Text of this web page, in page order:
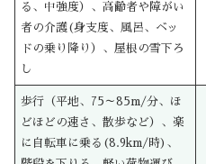
る、中強度）、高齢者や障がい
者の介護(身支度、風呂、ベッ
ドの乗り降り）、屋根の雪下ろ
し
歩行（平地、75～85m/分、ほ
どほどの速さ、散歩など）、楽
に自転車に乗る(8.9km/時)、